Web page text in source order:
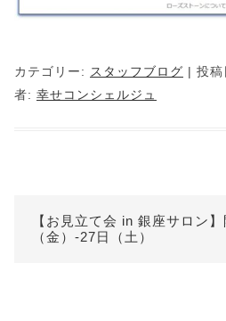
カテゴリー: スタッフブログ | 投稿
者: 幸せコンシェルジュ
【お見立て会 in 銀座サロン
（金）-27日（土）